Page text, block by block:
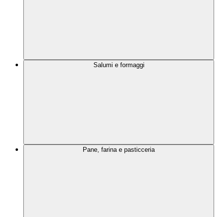
Salumi e formaggi
Pane, farina e pasticceria